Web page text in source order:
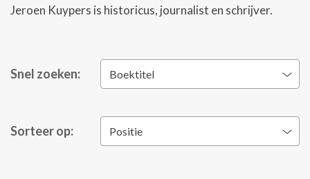
Jeroen Kuypers is historicus, journalist en schrijver.
Snel zoeken: Boektitel
Sorteer op: Positie